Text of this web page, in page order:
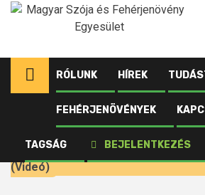
Ugrás
RÓLUNK HÍREK
FEHÉRJENÖVÉNYEK
TAGSÁG BEJELENTKEZÉS
Kezdőlap Tudástár
Előadás
rendszere – Dr. Vásáry Miklós
(Videó)